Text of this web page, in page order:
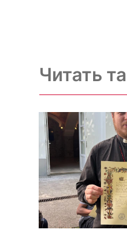
Читать